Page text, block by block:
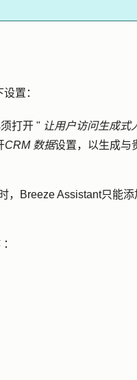
置：
打开 " 让用户访问生成式
CRM 数据设置，以生成与
，Breeze Assistant只能
：